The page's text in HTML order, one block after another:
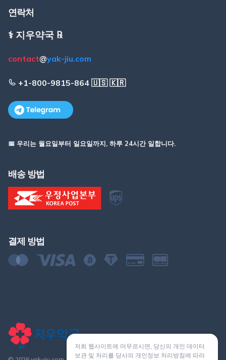
연락처
⚕️ 지우약국 ℞
contact@yak-jiu.com
+1-800-9815-864 🇺🇸 🇰🇷
📅 우리는 월요일부터 일요일까지, 하루 24시간 일합니다.
배송 방법
결제 방법
저희 웹사이트에 머무르시면, 당신의 개인 데이터
보관 및 처리를 당사의 개인정보 처리방침에 따라